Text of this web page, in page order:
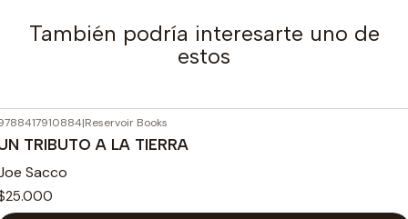
También podría interesarte uno de
estos
|Reservoir Books
TRIBUTO A LA TIERRA
Sacco